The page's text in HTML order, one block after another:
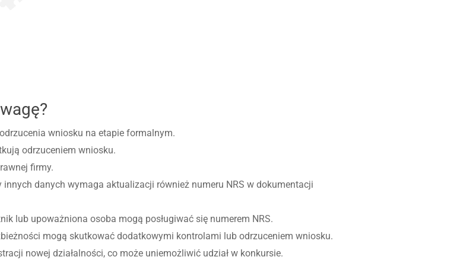
wniosku na etapie formalnym.
odrzuceniem wniosku.
firmy.
danych wymaga aktualizacji również numeru NRS w dokumentacji
lub upoważniona osoba mogą posługiwać się numerem NRS.
mogą skutkować dodatkowymi kontrolami lub odrzuceniem wniosku.
nowej działalności, co może uniemożliwić udział w konkursie.